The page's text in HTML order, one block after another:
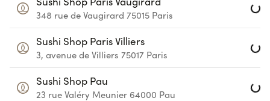
348 rue de Vaugirard 75015 Paris
Sushi Shop Paris Villiers
3, avenue de Villiers 75017 Paris
Sushi Shop Pau
23 rue Valéry Meunier 64000 Pau